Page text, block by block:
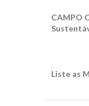
CAMPO
Liste as